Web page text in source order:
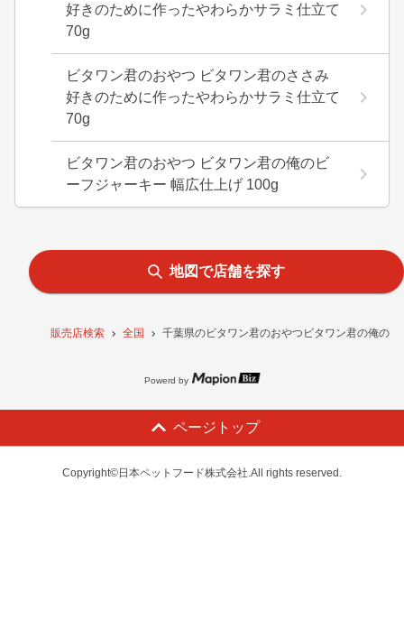
販売店検索 全国 千葉県のビタワン君のおやつビタワン君の俺の
好きのために作ったやわらかサラミ仕立て
70g
ビタワン君のおやつ ビタワン君のささみ
好きのために作ったやわらかサラミ仕立て
70g
ビタワン君のおやつ ビタワン君の俺のビ
ーフジャーキー 幅広仕上げ 100g
地図で店舗を探す
Powerd by
ページトップ
Copyright©日本ペットフード株式会社.All rights reserved.